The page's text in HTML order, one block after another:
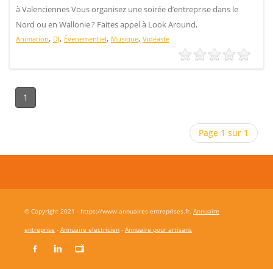
à Valenciennes Vous organisez une soirée d’entreprise dans le
Nord ou en Wallonie ? Faites appel à Look Around,
Animation, DJ, Évenementiel, Musique, Vidéaste
1
Page 1 sur 1
© Copyright 2021 - https://www.annuaires-entreprises.fr. Annuaire
entreprise - Annuaire electricien - Annuaire pour artisans